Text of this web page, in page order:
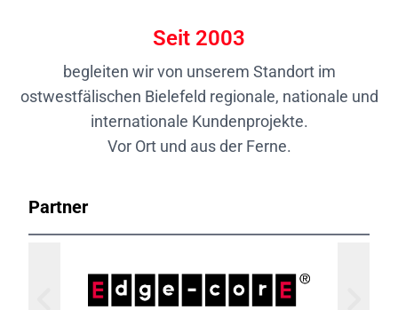
Seit 2003
begleiten wir von unserem Standort im
ostwestfälischen Bielefeld regionale, nationale und
internationale Kundenprojekte.
Vor Ort und aus der Ferne.
Partner